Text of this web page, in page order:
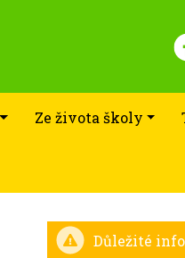
Ze života školy
Důležité